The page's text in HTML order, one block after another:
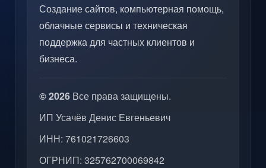
Создание сайтов, компьютерная помощь,
облачные сервисы и техническая
поддержка для частных клиентов и
бизнеса.
© 2026 Все права защищены.
ИП Усачёв Денис Евгеньевич
ИНН: 761021726603
ОГРНИП: 325762700069842